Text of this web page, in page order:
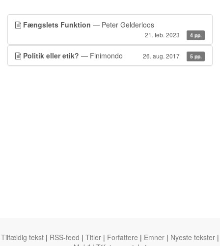
Fængslets Funktion — Peter Gelderloos
21. feb. 2023 4 pp.
Politik eller etik? — Finimondo 26. aug. 2017 5 pp.
Tilfældig tekst | RSS-feed | Titler | Forfattere | Emner | Nyeste tekster |